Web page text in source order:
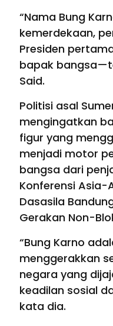
“Nama Bung
kemerdekaan,
Presiden
bapak
Said.
Politisi asal
mengingatkan
figur yang
menjadi motor
bangsa dari
Konferensi Asia-
Dasasila
Gerakan Non-
“Bung Karno
menggerakkan
negara yang
keadilan sosial
kata dia.